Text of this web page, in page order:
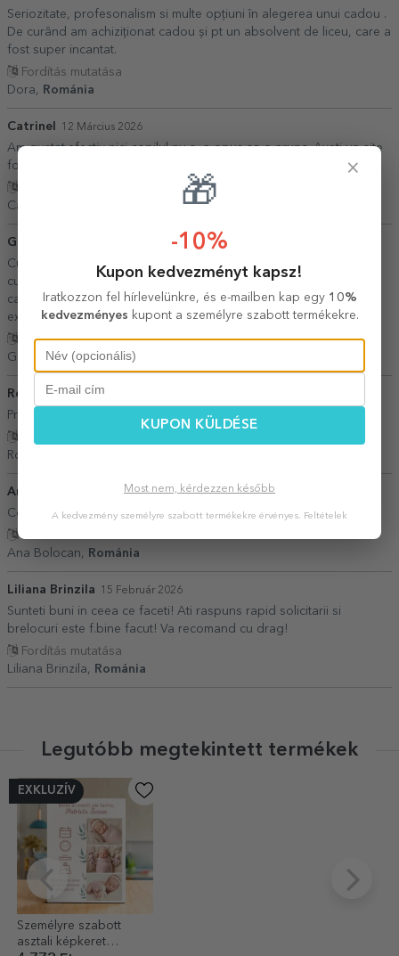
Seriozitate, profesonalism si multe opțiuni în alegerea unui cadou .
De curând am achiziționat cadou și pt un absolvent de liceu, care a
fost super incantat.
Fordítás mutatása
Dora,
Románia
Catrinel 12 Március 2026
Am gustat.efectiv nici copilul nu s- a opus sa o arunc. Aveti un site
foarte dragut.. Puteti schimba insa furnizorul de ciocolata.
Catrinel,
Geta
Cu Star Gift colaborarea a fost ok.Mai puțin cu Cargus, firma de
curierat,care nu a sunat si făcuse retur.La insistentele mele au
cautat prin depozit si au găsit coletul.Cu Cargus am mai avut
experiențe negative.
Fordítás mutatása
Geta,
Románia
Roxana I. 12 Február 2026
Produsul este conform descrierii, livrarea a fost foarte prompta.
Roxana I.,
Ana Bolocan 01 Március 2026
Colaborare foarte bună, livrare rapidă
Fordítás mutatása
Ana Bolocan,
Románia
Liliana Brinzila 15 Február 2026
Sunteti buni in ceea ce faceti! Ati raspuns rapid solicitarii si
brelocuri este f.bine facut! Va recomand cu drag!
Fordítás mutatása
Liliana Brinzila,
Románia
Legutóbb megtekintett termékek
EXKLUZÍV
Személyre szabott
asztali képkeret
×
🎁
-10%
Kupon kedvezményt kapsz!
Iratkozzon fel hírlevelünkre, és e-mailben kap egy 10%
kedvezményes kupont a személyre szabott termékekre.
KUPON KÜLDÉSE
Most nem, kérdezzen később
A kedvezmény személyre szabott termékekre érvényes. Feltételek